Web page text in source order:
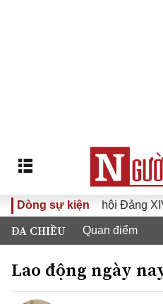
Dòng sự kiện
quyết Đại hội Đảng XIV vào
ĐA CHIỀU Quan điểm
Lao động ngày